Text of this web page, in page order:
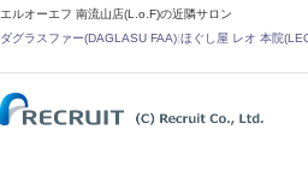
エルオーエフ 南流山店(L.o.F)の近隣サロン
ダグラスファー(DAGLASU FAA)|ほぐし屋 レオ 本院